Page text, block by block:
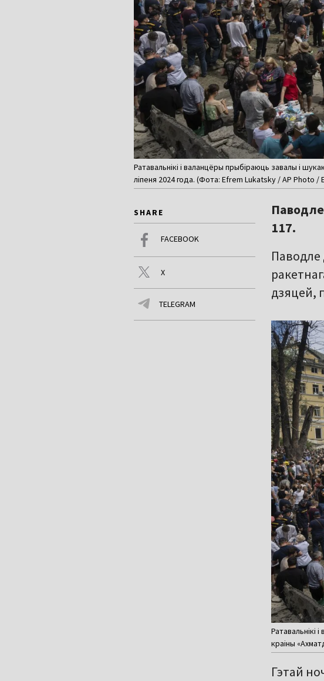
Ратавальнікі і валанцёры прыбіраюць завалы і
ліпеня 2024 года. (Фота: Efrem Lukatsky / AP Photo /
SHARE
FACEBOOK
X
TELEGRAM
117.
Паводле
дзяцей,
Ратавальнікі
краіны
Гэтай